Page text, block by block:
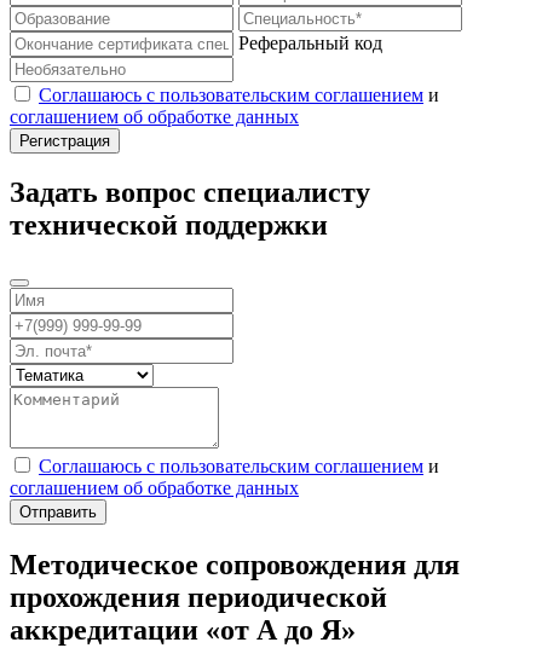
Реферальный код
Соглашаюсь с пользовательским соглашением и
соглашением об обработке данных
Задать вопрос специалисту
технической поддержки
Соглашаюсь с пользовательским соглашением и
соглашением об обработке данных
Отправить
Методическое сопровождения для
прохождения периодической
аккредитации «от А до Я»